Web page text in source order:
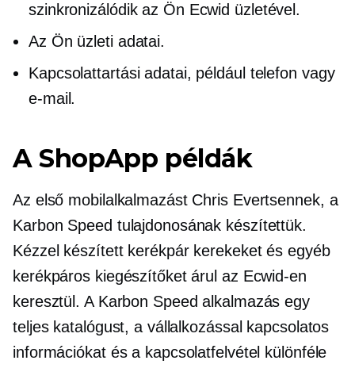
szinkronizálódik az Ön Ecwid üzletével.
Az Ön üzleti adatai.
Kapcsolattartási adatai, például telefon vagy
e-mail.
A ShopApp példák
Az első mobilalkalmazást Chris Evertsennek, a
Karbon Speed ​​tulajdonosának készítettük.
Kézzel készített kerékpár kerekeket és egyéb
kerékpáros kiegészítőket árul az Ecwid-en
keresztül. A Karbon Speed ​​alkalmazás egy
teljes katalógust, a vállalkozással kapcsolatos
információkat és a kapcsolatfelvétel különféle